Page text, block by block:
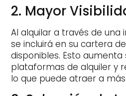
2. Mayor
Al alquilar a través de una
se incluirá en su cartera
disponibles. Esto aumenta
plataformas de alquiler y
lo que puede atraer a